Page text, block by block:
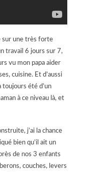
sur une très forte
travail 6 jours sur 7,
vu mon papa aider
cuisine. Et d’aussi
toujours été d’un
à ce niveau là, et
j’ai la chance
bien qu’il ait un
de nos 3 enfants
couches, levers